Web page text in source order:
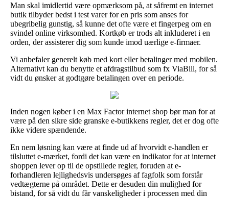
Man skal imidlertid være opmærksom på, at såfremt en internet
butik tilbyder bedst i test varer for en pris som anses for
ubegribelig gunstig, så kunne det ofte være et fingerpeg om en
svindel online virksomhed. Kortkøb er trods alt inkluderet i en
orden, der assisterer dig som kunde imod uærlige e-firmaer.
Vi anbefaler generelt køb med kort eller betalinger med mobilen.
Alternativt kan du benytte et afdragstilbud som fx ViaBill, for så
vidt du ønsker at godtgøre betalingen over en periode.
Inden nogen køber i en Max Factor internet shop bør man for at
være på den sikre side granske e-butikkens regler, det er dog ofte
ikke videre spændende.
En nem løsning kan være at finde ud af hvorvidt e-handlen er
tilsluttet e-mærket, fordi det kan være en indikator for at internet
shoppen lever op til de opstillede regler, foruden at e-
forhandleren lejlighedsvis undersøges af fagfolk som forstår
vedtægterne på området. Dette er desuden din mulighed for
bistand, for så vidt du får vanskeligheder i processen med din